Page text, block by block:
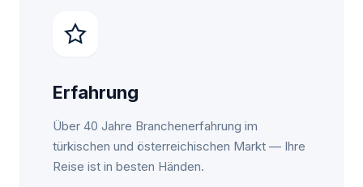
Erfahrung
Über 40 Jahre Branchenerfahrung im
türkischen und österreichischen Markt — Ihre
Reise ist in besten Händen.